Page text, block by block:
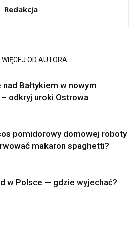
Redakcja
WIĘCEJ OD AUTORA
nad Bałtykiem w nowym
odkryj uroki Ostrowa
pomidorowy domowej roboty
makaron spaghetti?
w Polsce — gdzie wyjechać?